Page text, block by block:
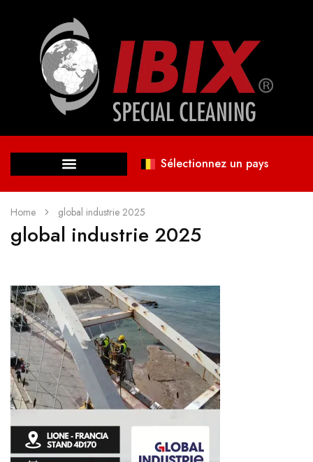
Sélectionnez un pays
Home global industrie 2025
global industrie 2025